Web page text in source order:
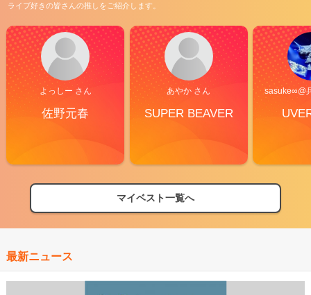
ライブ好きの皆さんの推しをご紹介します。
よっしー さん
佐野元春
あやか さん
SUPER BEAVER
sasuke∞@
マイベスト一覧へ
最新ニュース